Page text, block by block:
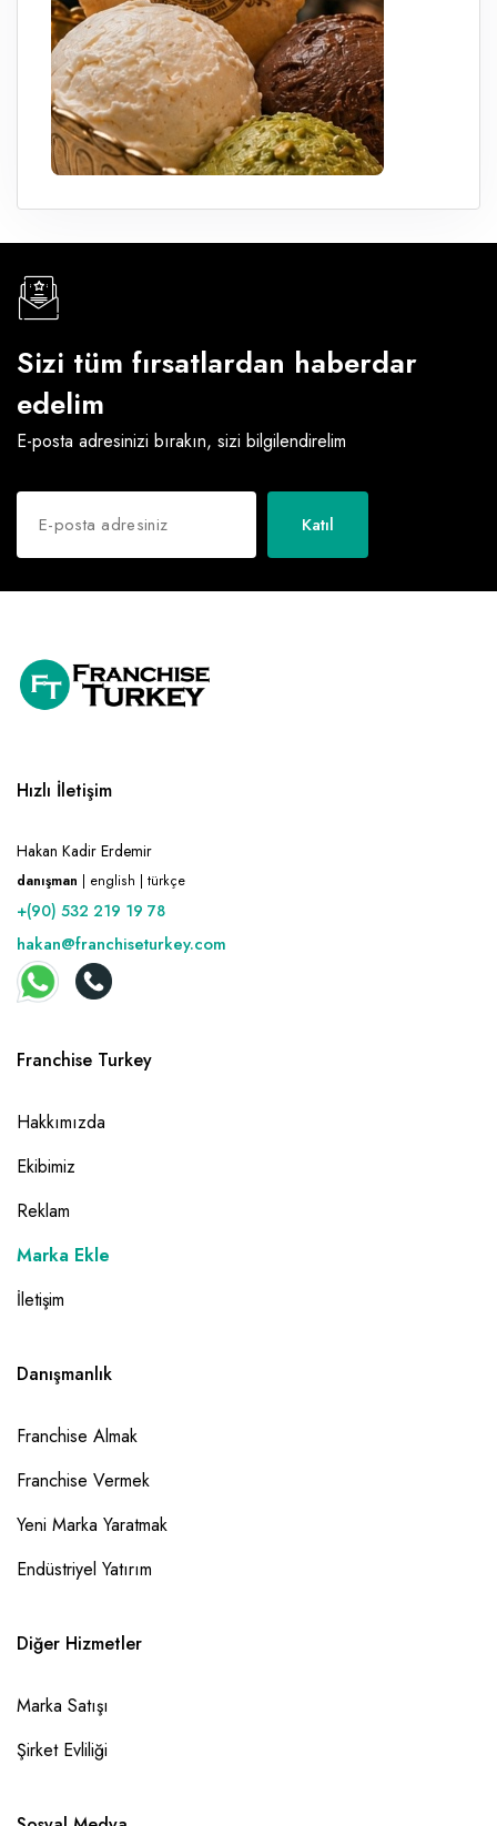
Sizi tüm fırsatlardan haberdar
edelim
E-posta adresinizi bırakın, sizi bilgilendirelim
Katıl
Hızlı İletişim
Hakan Kadir Erdemir
danışman | english | türkçe
+(90) 532 219 19 78
hakan@franchiseturkey.com
Franchise Turkey
Hakkımızda
Ekibimiz
Reklam
Marka Ekle
İletişim
Danışmanlık
Franchise Almak
Franchise Vermek
Yeni Marka Yaratmak
Endüstriyel Yatırım
Diğer Hizmetler
Marka Satışı
Şirket Evliliği